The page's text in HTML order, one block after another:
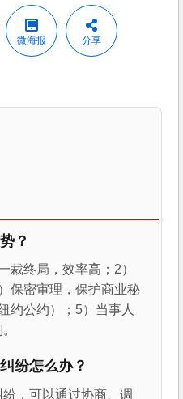
微海报 分享
？
裁终局，效率高；2）
保密审理，保护商业秘
约公约）；5）当事人
纷怎么办？
，可以通过协商、调